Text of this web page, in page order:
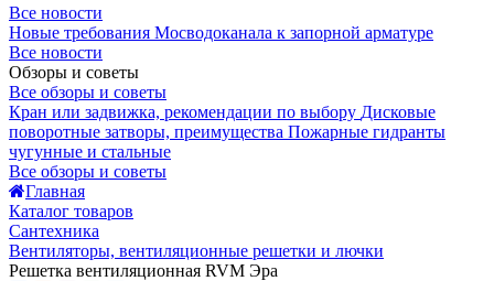
Все новости
Новые требования Мосводоканала к запорной арматуре
Все новости
Обзоры и советы
Все обзоры и советы
Кран или задвижка, рекомендации по выбору Дисковые
поворотные затворы, преимущества Пожарные гидранты
чугунные и стальные
Все обзоры и советы
Главная
Каталог товаров
Сантехника
Вентиляторы, вентиляционные решетки и лючки
Решетка вентиляционная RVM Эра